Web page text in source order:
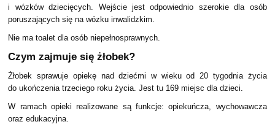
i wózków dziecięcych. Wejście jest odpowiednio szerokie dla osób
poruszających się na wózku inwalidzkim.
Nie ma toalet dla osób niepełnosprawnych.
Czym zajmuje się żłobek?
Żłobek sprawuje opiekę nad dziećmi w wieku od 20 tygodnia życia
do ukończenia trzeciego roku życia. Jest tu 169 miejsc dla dzieci.
W ramach opieki realizowane są funkcje: opiekuńcza, wychowawcza
oraz edukacyjna.